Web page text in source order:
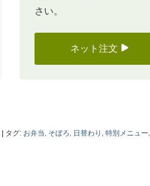
さい。
ネット注文
タグ: お弁当, そぼろ, 日替わり , 特別メニュー,